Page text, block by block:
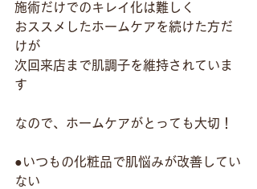
施術だけでのキレイ化は難しく
おススメしたホームケアを続けた方だ
けが
次回来店まで肌調子を維持されていま
す
なので、ホームケアがとっても大切！
●いつもの化粧品で肌悩みが改善してい
ない